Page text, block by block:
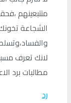
متتبعينهم
الشجاعة
لانك تعرف
مطالبات برد
رد